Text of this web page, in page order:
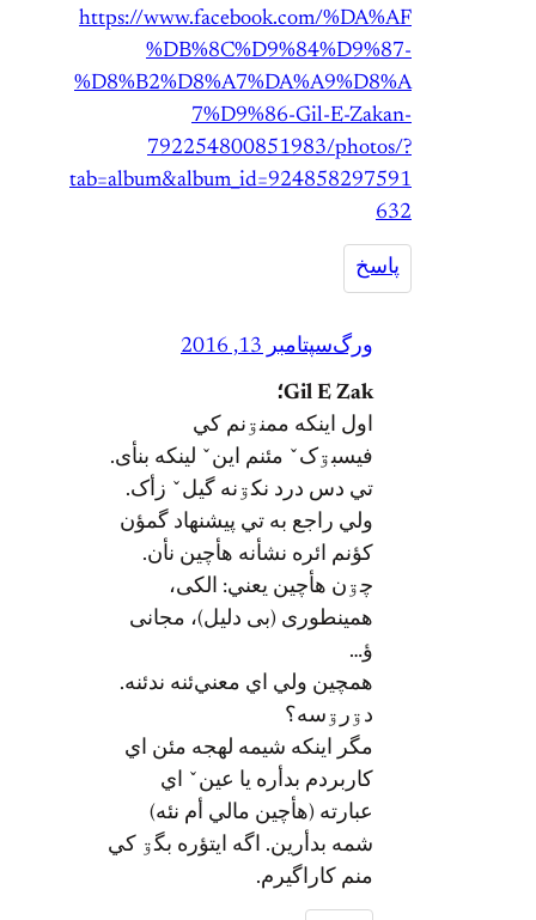
https://www.facebook.com/%DA%AF
%DB%8C%D9%84%D9%87-
%D8%B2%D8%A7%DA%A9%D8%A
7%D9%86-Gil-E-Zakan-
792254800851983/photos/?
tab=album&album_id=924858297591
632
پاسخ
ورگسپتامبر 13, 2016
Gil E Zak؛
اول اينکه ممنۊنم کي
فيسبۊکˇ مئنم اينˇ لينکه بنأی.
تي دس درد نکۊنه گیلˇ زأک.
ولي راجع به تي پيشنهاد گمؤن
کؤنم ائره نشأنه هأچين نأن.
چۊن هأچين یعني: الکی،
همینطوری (بی دلیل)، مجانی
ؤ…
همچین ولي اي معني‌ئنه ندئنه.
دۊرۊسه؟
مگر اينکه شيمه لهجه مئن اي
کاربردم بدأره یا عینˇ اي
عبارته (هأچین مالي أم نئه)
شمه بدأرين. اگه ایتؤره بگۊ کي
منم کاراگیرم.